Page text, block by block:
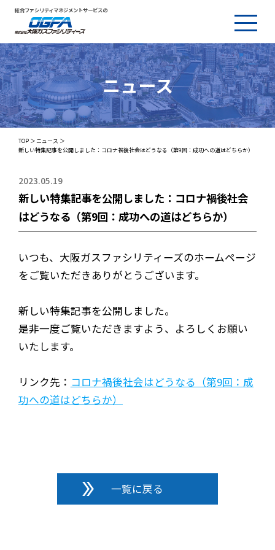
総合ファシリティマネジメントサービスの
ニュース
TOP
ニュース
新しい特集記事を公開しました：コロナ禍後社会はどうなる（第9回：成功への道はどちらか）
2023.05.19
新しい特集記事を公開しました：コロナ禍後社会
はどうなる（第9回：成功への道はどちらか）
いつも、大阪ガスファシリティーズのホームページ
をご覧いただきありがとうございます。
新しい特集記事を公開しました。
是非一度ご覧いただきますよう、よろしくお願い
いたします。
リンク先： コロナ禍後社会はどうなる（第9回：成
功への道はどちらか）
一覧に戻る